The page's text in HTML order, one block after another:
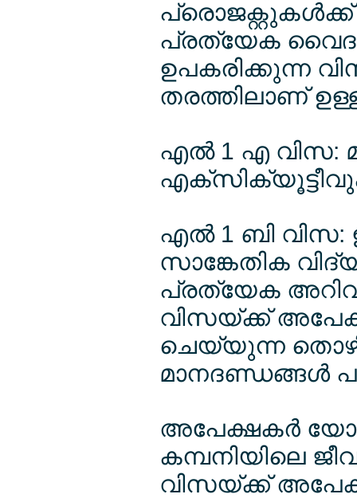
പ്രത്യേക
ഉപകരിക്കുന്ന
തരത്തിലാണ്
എല്‍ 1 എ വിസ:
എല്‍ 1 ബി വിസ:
സാങ്കേതിക
പ്രത്യേക
വിസയ്ക്ക്
ചെയ്യുന്ന
മാനദണ്ഡങ്ങള്‍
അപേക്ഷകര്‍
കമ്പനിയിലെ
വിസയ്ക്ക്